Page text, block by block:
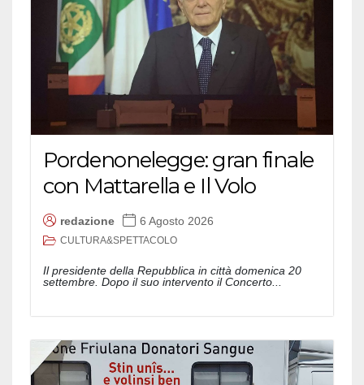
Pordenonelegge: gran finale
con Mattarella e Il Volo
redazione 6 Agosto 2026
CULTURA&SPETTACOLO
Il presidente della Repubblica in città domenica 20
settembre. Dopo il suo intervento il Concerto...